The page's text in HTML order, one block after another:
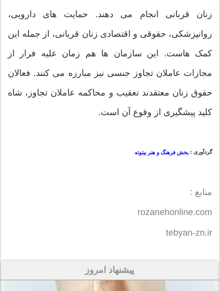
زنان قربانی انجام می دهند. حمایت های دارویی،
روانپزشکی، حقوقی و اقتصادی زنان قربانی، از جمله این
کمک هاست. این سازمان ها هم زمان علیه فرار از
مجازات عاملان تجاوز جنسی نیز مبارزه می کنند. فعالان
حقوق زنان معتقدند تعقیب و محاکمه عاملان تجاوز، شاه
کلید پیشگیری از وقوع آن است.
گردآوری : بخش فرهنگ و هنر بیتوته
منابع :
rozanehonline.com
tebyan-zn.ir
پیشنهاد امروز